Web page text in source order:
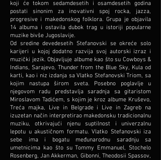
koji će tokom sedamdesetih i osamdesetih godina
postati sinonim za inovativni spoj rocka, jazza,
progresive i makedonskog folklora. Grupa je objavila
14 albuma i ostavila dubok trag u istoriji popularne
muzike bivše Jugoslavije.
Od sredine devedesetih Stefanovski se okreće solo
karijeri u kojoj dodatno razvija svoj autorski izraz i
muzički jezik. Objavljuje albume kao što su Cowboys &
Indians, Sarajevo, Thunder from the Blue Sky, Kula od
karti, kao i niz izdanja sa Vlatko Stefanovski Triom, sa
kojim nastupa širom sveta. Posebno poglavlje u
njegovom radu predstavlja saradnja sa gitaristom
Miroslavom Tadićem, s kojim je kroz albume Kruševo,
Treća majka, Live in Belgrade i Live in Zagreb na
izuzetan način interpretirao makedonsku tradicionalnu
muziku, otkrivajući njenu suptilnost i univerzalnu
lepotu u akustičnom formatu. Vlatko Stefanovski iza
sebe ima i bogatu međunarodnu saradnju sa
umetnicima kao što su Tommy Emmanuel, Stochelo
Rosenberg, Jan Akkerman, Gibonni, Theodosii Spassov,